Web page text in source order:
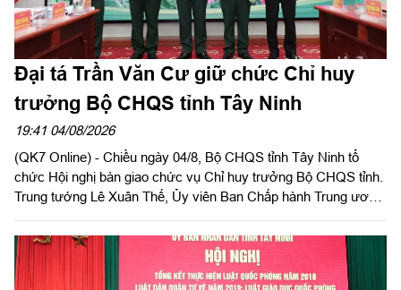
Đại tá Trần Văn Cư giữ chức Chỉ huy
trưởng Bộ CHQS tỉnh Tây Ninh
19:41 04/08/2026
(QK7 Online) - Chiều ngày 04/8, Bộ CHQS tỉnh Tây Ninh tổ
chức Hội nghị bàn giao chức vụ Chỉ huy trưởng Bộ CHQS tỉnh.
Trung tướng Lê Xuân Thế, Ủy viên Ban Chấp hành Trung ương
lệnh Quân khu 7 và đồng chí Nguyễn Văn Quyết, Ủy viên Ban
Chấp hành Trung ương Đảng, Bí thư Tỉnh ủy, Bí thư Đảng ủy
Quân sự tỉnh đồng chủ trì hội nghị.